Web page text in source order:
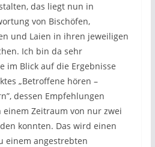
das liegt nun in
von Bischöfen,
und Laien in ihren jeweiligen
Ich bin da sehr
im Blick auf die Ergebnisse
„Betroffene hören –
dessen Empfehlungen
Zeitraum von nur zwei
konnten. Das wird einen
einem angestrebten